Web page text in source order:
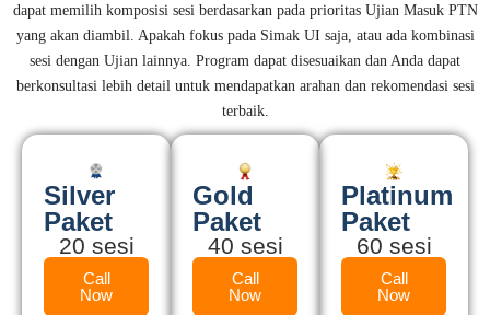
dapat memilih komposisi sesi berdasarkan pada prioritas Ujian Masuk PTN
yang akan diambil. Apakah fokus pada Simak UI saja, atau ada kombinasi
sesi dengan Ujian lainnya. Program dapat disesuaikan dan Anda dapat
berkonsultasi lebih detail untuk mendapatkan arahan dan rekomendasi sesi
terbaik.
Silver
Paket
20 sesi
Call
Now
Gold
Paket
40 sesi
Call
Now
Platinum
Paket
60 sesi
Call
Now